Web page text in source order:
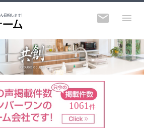
1061 件